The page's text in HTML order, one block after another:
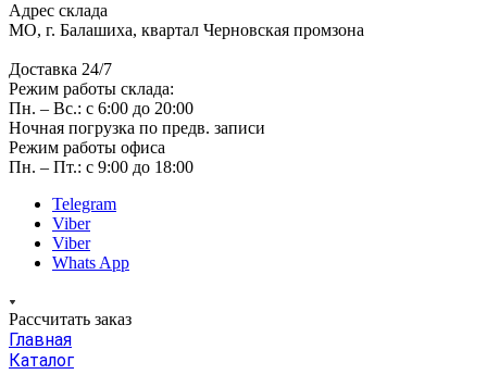
Адрес склада
МО, г. Балашиха, квартал Черновская промзона
Доставка 24/7
Режим работы склада:
Пн. – Вс.: с 6:00 до 20:00
Ночная погрузка по предв. записи
Режим работы офиса
Пн. – Пт.: с 9:00 до 18:00
Telegram
Viber
Viber
Whats App
Рассчитать заказ
Главная
Каталог